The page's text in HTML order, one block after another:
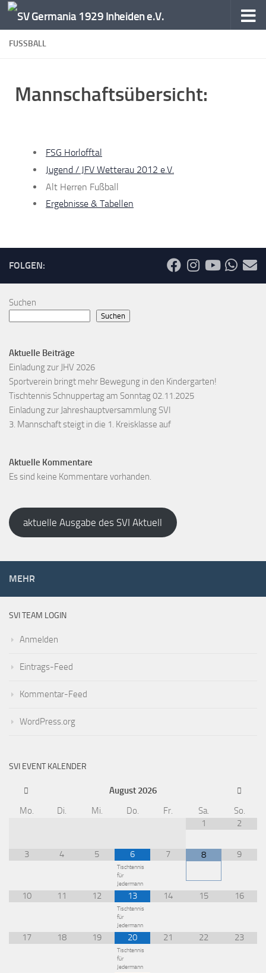
Zum Inhalt springen
FUSSBALL
Mannschaftsübersicht:
FSG Horlofftal
Jugend / JFV Wetterau 2012 e.V.
Alt Herren Fußball
Ergebnisse & Tabellen
FOLGEN:
Suchen
Suchen
Aktuelle Beiträge
Einladung zur JHV 2026
Sportverein bringt mehr Bewegung in den Kindergarten!
Tischtennis Schnuppertag am Sonntag 02.11.2025
Einladung zur Jahreshauptversammlung SVI
3. Mannschaft steigt in die 1. Kreisklasse auf
Aktuelle Kommentare
Es sind keine Kommentare vorhanden.
aktuelle Ausgabe des SVI Aktuell
MEHR
SVI TEAM LOGIN
Anmelden
Eintrags-Feed
Kommentar-Feed
WordPress.org
SVI EVENT KALENDER
August 2026
Mo.
Di. Mi. Do. Fr. Sa.
So.
1
2
3 4 5 6
Tischtennis
für
Jedermann
7 8 9
10 11 12 13
Tischtennis
für
Jedermann
14 15 16
17 18 19 20
Tischtennis
für
Jedermann
21 22 23